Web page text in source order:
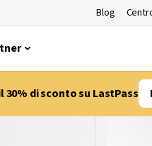
Blog
di sconto su LastPass